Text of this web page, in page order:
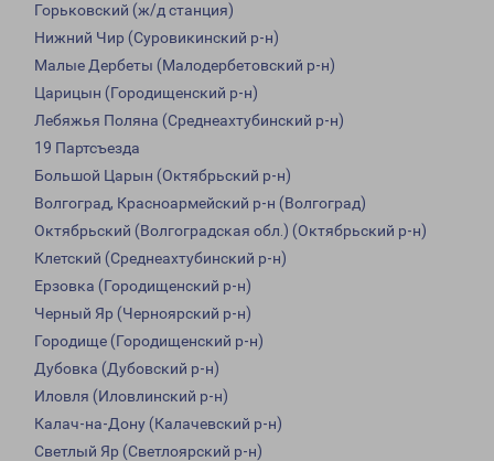
Горьковский (ж/д станция)
Нижний Чир (Суровикинский р-н)
Малые Дербеты (Малодербетовский р-н)
Царицын (Городищенский р-н)
Лебяжья Поляна (Среднеахтубинский р-н)
19 Партсъезда
Большой Царын (Октябрьский р-н)
Волгоград, Красноармейский р-н (Волгоград)
Октябрьский (Волгоградская обл.) (Октябрьский р-н)
Клетский (Среднеахтубинский р-н)
Ерзовка (Городищенский р-н)
Черный Яр (Черноярский р-н)
Городище (Городищенский р-н)
Дубовка (Дубовский р-н)
Иловля (Иловлинский р-н)
Калач-на-Дону (Калачевский р-н)
Светлый Яр (Светлоярский р-н)